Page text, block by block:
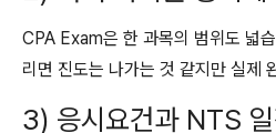
CPA Exam은 한 과목의 범위도 넓
리면 진도는 나가는 것 같지만 실제
3) 응시요건과 NTS